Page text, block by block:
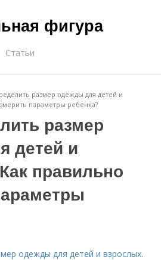
фигура
Статьи
размер одежды для детей и
параметры ребенка?
размер
детей и
правильно
одежды для детей и взрослых.